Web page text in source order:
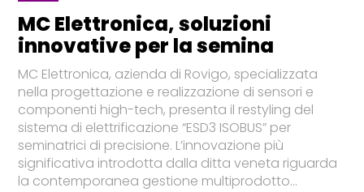
MC Elettronica, soluzioni
innovative per la semina
MC Elettronica, azienda di Rovigo, specializzata
nella progettazione e realizzazione di sensori e
componenti high-tech, presenta il restyling del
sistema di elettrificazione “ESD3 ISOBUS” per
seminatrici di precisione. L’innovazione più
significativa introdotta dalla ditta veneta riguarda
la contemporanea gestione multiprodotto...